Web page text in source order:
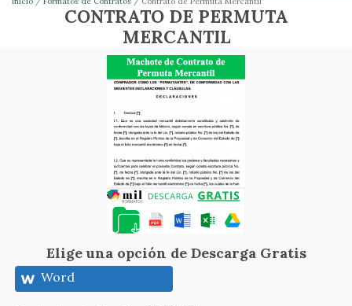
CONTRATO DE PERMUTA
MERCANTIL
Elige una opción de Descarga Gratis
Word